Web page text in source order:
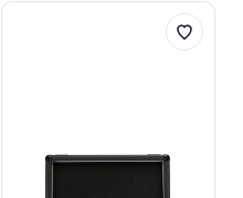
Marshall